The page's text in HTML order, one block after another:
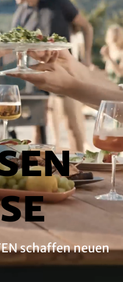
schaffen neuen